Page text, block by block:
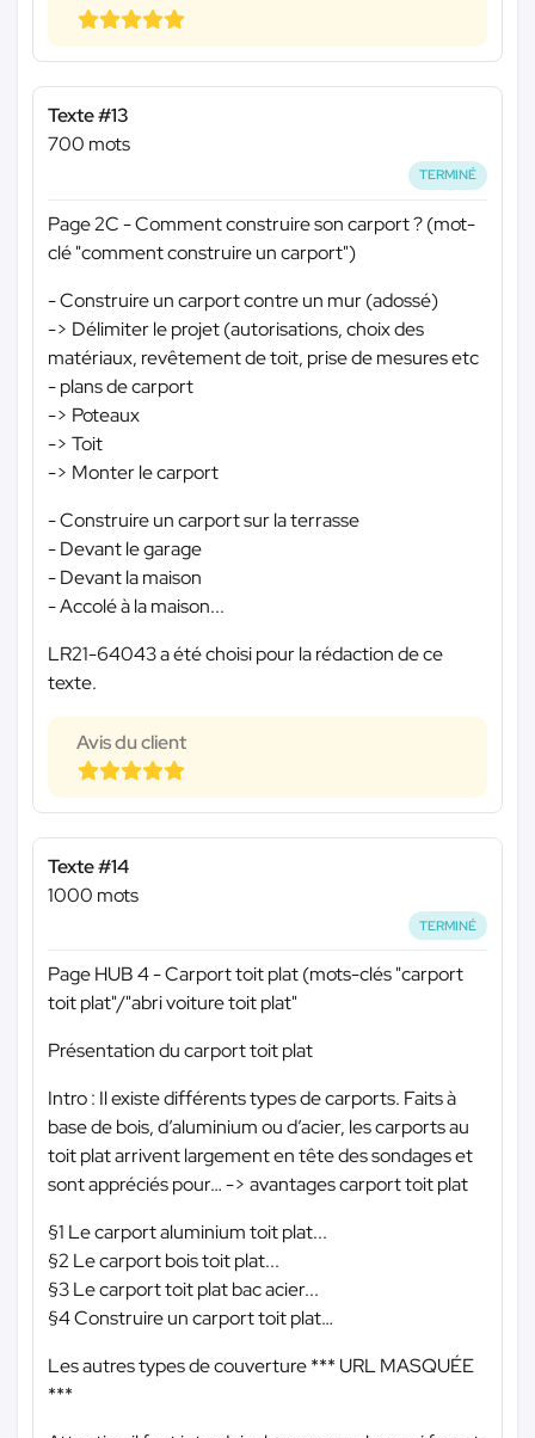
Texte #13
700 mots
TERMINÉ
Page 2C - Comment construire son carport ? (mot-
clé "comment construire un carport")
- Construire un carport contre un mur (adossé)
-> Délimiter le projet (autorisations, choix des
matériaux, revêtement de toit, prise de mesures etc
- plans de carport
-> Poteaux
-> Toit
-> Monter le carport
- Construire un carport sur la terrasse
- Devant le garage
- Devant la maison
- Accolé à la maison...
LR21-64043 a été choisi pour la rédaction de ce
texte.
Avis du client
Texte #14
1000 mots
TERMINÉ
Page HUB 4 - Carport toit plat (mots-clés "carport
toit plat"/"abri voiture toit plat"
Présentation du carport toit plat
Intro : Il existe différents types de carports. Faits à
base de bois, d’aluminium ou d’acier, les carports au
toit plat arrivent largement en tête des sondages et
sont appréciés pour… -> avantages carport toit plat
§1 Le carport aluminium toit plat...
§2 Le carport bois toit plat...
§3 Le carport toit plat bac acier...
§4 Construire un carport toit plat…
Les autres types de couverture*** URL MASQUÉE
***